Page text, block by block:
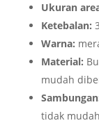
Ukuran
Ketebalan:
Warna:
Material:
mudah
tidak